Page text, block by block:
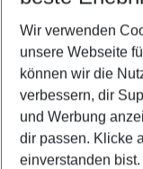
2 Erwachsene
Wir verwenden
unsere Webseite
können wir die
verbessern, dir
und Werbung
dir passen. Klicke
einverstanden